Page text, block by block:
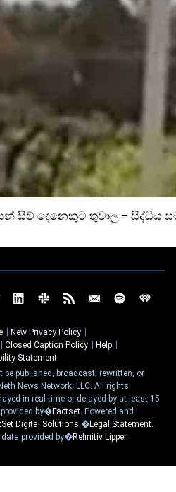
සිව් දෙනෙකුට තුවාල – සිද්ධිය
New Privacy Policy
Closed Caption Policy
Help
Statement
published, broadcast, rewritten, or
News Network, LLC. All rights
in real-time or delayed by at least 15
by�Factset. Powered and
Digital Solutions.�Legal Statement.
data provided by�Refinitiv Lipper.